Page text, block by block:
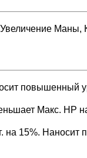
Маны,
повышенный
Макс. HP
на 15%.